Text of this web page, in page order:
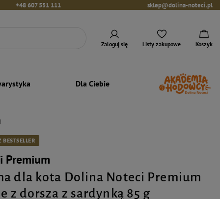
+48 607 551 111 sklep@dolina-noteci.pl
Zaloguj się Listy zakupowe Koszyk
Dla Ciebie
BESTSELLER
Premium
dla kota Dolina Noteci Premium
z dorsza z sardynką 85 g